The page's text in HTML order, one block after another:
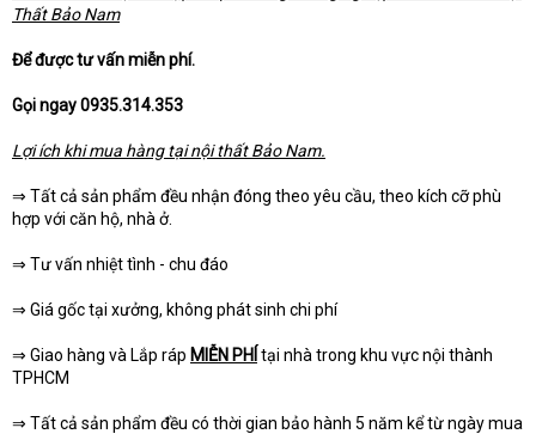
Thất Bảo Nam
Để được tư vấn miễn phí.
Gọi ngay 0935.314.353
Lợi ích khi mua hàng tại nội thất Bảo Nam.
⇒ Tất cả sản phẩm đều nhận đóng theo yêu cầu, theo kích cỡ phù
hợp với căn hộ, nhà ở.
⇒ Tư vấn nhiệt tình - chu đáo
⇒ Giá gốc tại xưởng, không phát sinh chi phí
⇒ Giao hàng và Lắp ráp MIỄN PHÍ tại nhà trong khu vực nội thành
TPHCM
⇒ Tất cả sản phẩm đều có thời gian bảo hành 5 năm kể từ ngày mua